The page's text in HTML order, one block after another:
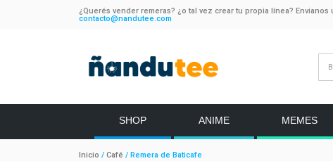
¿Querés vender remeras? ¿o tal vez crear tu propia línea? Envianos
contacto@nandutee.com
SHOP ANIME MEMES
Inicio / Café / Remera de Baticafe